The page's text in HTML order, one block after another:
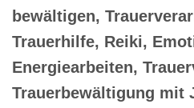
bewältigen,
Trauerhilfe, Reiki,
Energiearbeiten,
Trauerbewältigung mit